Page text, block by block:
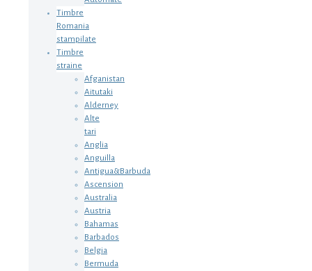
Timbre
Romania
stampilate
Timbre
straine
Afganistan
Aitutaki
Alderney
Alte
tari
Anglia
Anguilla
Antigua&Barbuda
Ascension
Australia
Austria
Bahamas
Barbados
Belgia
Bermuda